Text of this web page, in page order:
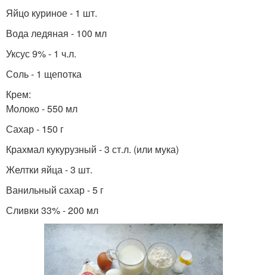
Яйцо куриное - 1 шт.
Вода ледяная - 100 мл
Уксус 9% - 1 ч.л.
Соль - 1 щепотка
Крем:
Молоко - 550 мл
Сахар - 150 г
Крахмал кукурузный - 3 ст.л. (или мука)
Желтки яйца - 3 шт.
Ванильный сахар - 5 г
Сливки 33% - 200 мл